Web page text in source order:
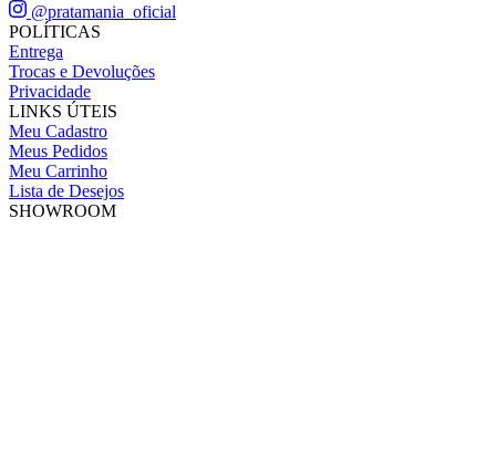
@pratamania_oficial
POLÍTICAS
Entrega
Trocas e Devoluções
Privacidade
LINKS ÚTEIS
Meu Cadastro
Meus Pedidos
Meu Carrinho
Lista de Desejos
SHOWROOM